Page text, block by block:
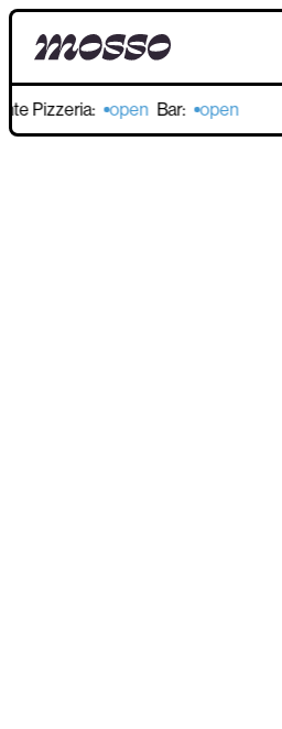
Pizzeria: open Bar: open